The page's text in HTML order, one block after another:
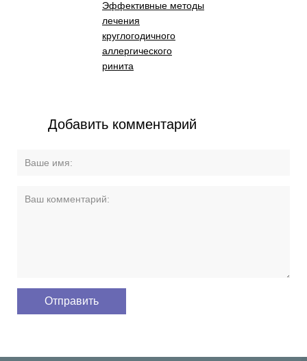
Эффективные методы
лечения
круглогодичного
аллергического
ринита
Добавить комментарий